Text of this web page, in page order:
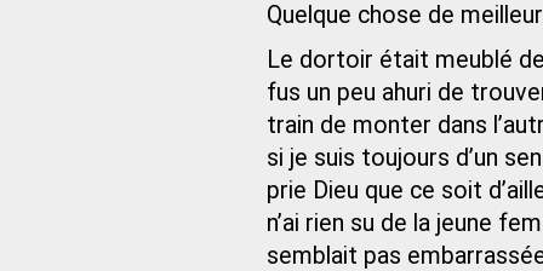
Quelque chose de
Le dortoir était meublé
fus un peu ahuri de
train de monter dans
si je suis toujours d’un
prie Dieu que ce soit
n’ai rien su de la jeune
semblait pas